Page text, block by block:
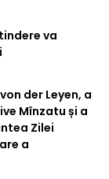
va
der Leyen, a
Mînzatu și a
Zilei
a